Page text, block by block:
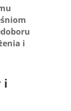
i
i